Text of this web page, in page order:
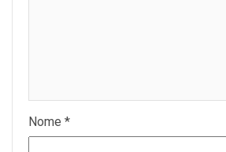
Nome *